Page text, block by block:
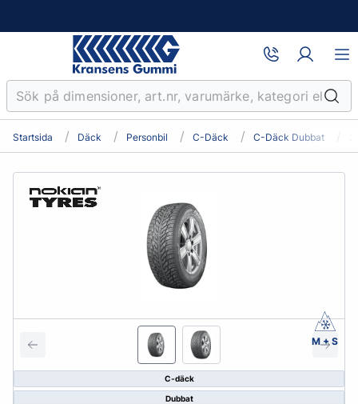
Startsida Däck Personbil C-Däck C-Däck Dubbat
C-däck
Dubbat
M + S